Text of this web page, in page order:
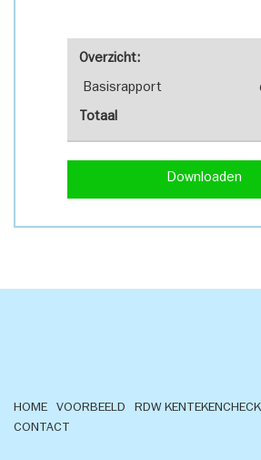
Overzicht:
Basisrapport
Totaal
Downloaden
HOME VOORBEELD RDW KENTEKENCHECK
CONTACT